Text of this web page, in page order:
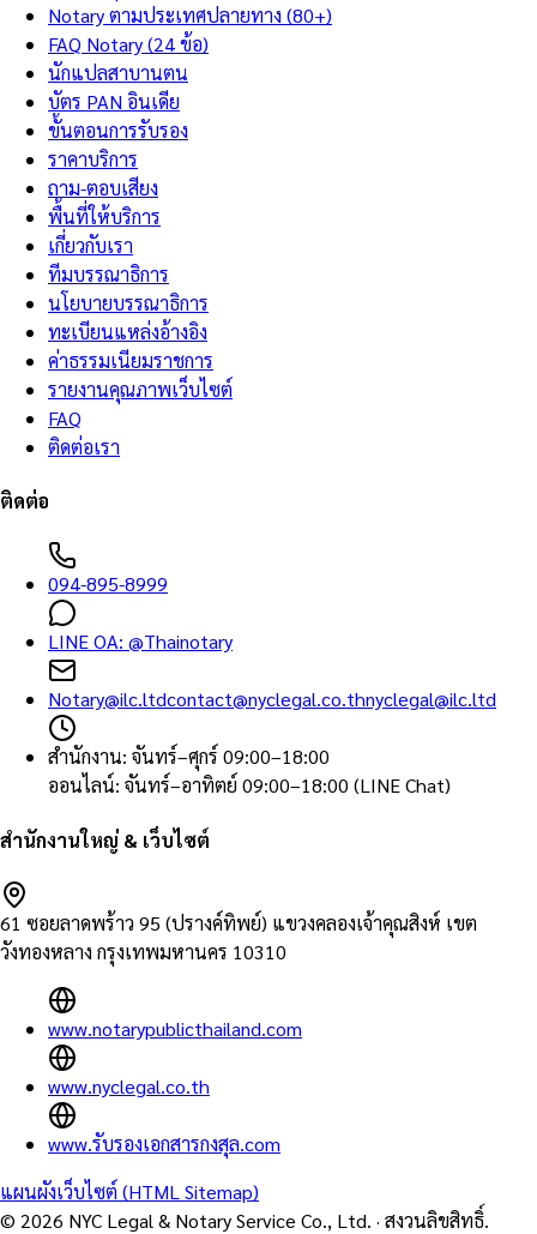
Notary ตามประเทศปลายทาง (80+)
FAQ Notary (24 ข้อ)
นักแปลสาบานตน
บัตร PAN อินเดีย
ขั้นตอนการรับรอง
ราคาบริการ
ถาม-ตอบเสียง
พื้นที่ให้บริการ
เกี่ยวกับเรา
ทีมบรรณาธิการ
นโยบายบรรณาธิการ
ทะเบียนแหล่งอ้างอิง
ค่าธรรมเนียมราชการ
รายงานคุณภาพเว็บไซต์
FAQ
ติดต่อเรา
ติดต่อ
094-895-8999
LINE OA: @Thainotary
Notary@ilc.ltdcontact@nyclegal.co.thnyclegal@ilc.ltd
สำนักงาน: จันทร์–ศุกร์ 09:00–18:00
ออนไลน์: จันทร์–อาทิตย์ 09:00–18:00 (LINE Chat)
สำนักงานใหญ่ & เว็บไซต์
61 ซอยลาดพร้าว 95 (ปรางค์ทิพย์) แขวงคลองเจ้าคุณสิงห์ เขต
วังทองหลาง กรุงเทพมหานคร 10310
www.notarypublicthailand.com
www.nyclegal.co.th
www.รับรองเอกสารกงสุล.com
แผนผังเว็บไซต์ (HTML Sitemap)
© 2026 NYC Legal & Notary Service Co., Ltd. · สงวนลิขสิทธิ์.